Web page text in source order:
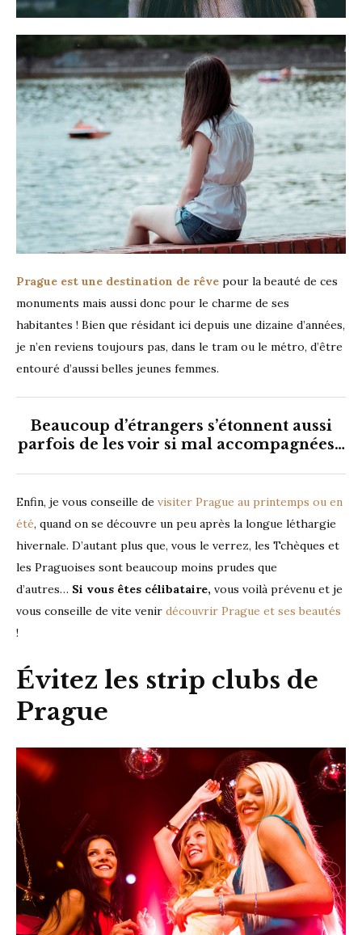
Prague est une destination de rêve pour la beauté de ces
monuments mais aussi donc pour le charme de ses
habitantes ! Bien que résidant ici depuis une dizaine d’années,
je n’en reviens toujours pas, dans le tram ou le métro, d’être
entouré d’aussi belles jeunes femmes.
Beaucoup d’étrangers s’étonnent aussi
parfois de les voir si mal accompagnées…
Enfin, je vous conseille de visiter Prague au printemps ou en
été, quand on se découvre un peu après la longue léthargie
hivernale. D’autant plus que, vous le verrez, les Tchèques et
les Praguoises sont beaucoup moins prudes que
d’autres… Si vous êtes célibataire, vous voilà prévenu et je
vous conseille de vite venir découvrir Prague et ses beautés
!
Évitez les strip clubs de
Prague